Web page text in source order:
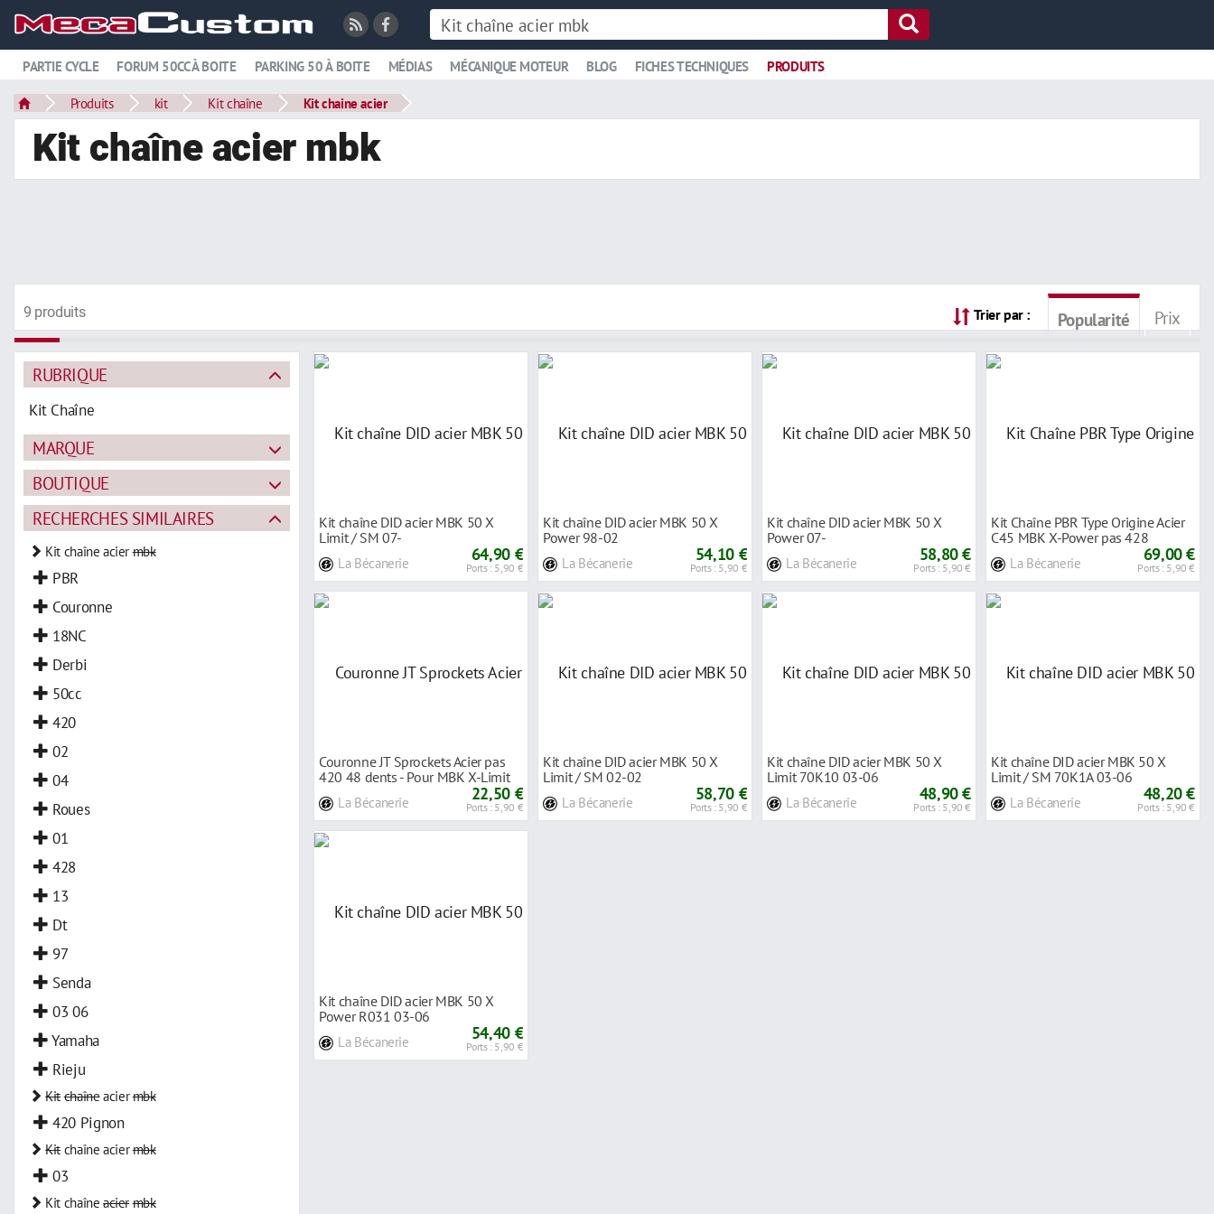
PARTIE CYCLE FORUM 50CC À BOITE PARKING 50 À BOITE MÉDIAS MÉCANIQUE MOTEUR BLOG FICHES TECHNIQUES PRODUITS
Produits kit Kit chaîne Kit chaine acier
Kit chaîne acier mbk
9 produits Trier par : Popularité Prix
RUBRIQUE
Kit Chaîne
MARQUE
BOUTIQUE
RECHERCHES SIMILAIRES
Kit chaîne aciermbk
PBR
Couronne
18NC
Derbi
50cc
420
02
04
Roues
01
428
13
Dt
97
Senda
03 06
Yamaha
Rieju
Kitchaîneaciermbk
420 Pignon
Kitchaîne aciermbk
03
Kit chaîneaciermbk
Kit chaîne DID acier MBK 50 X
Limit / SM 07-
La Bécanerie 64,90 €
Ports : 5,90 €
Kit chaîne DID acier MBK 50 X
Power 98-02
La Bécanerie 54,10 €
Ports : 5,90 €
Kit chaîne DID acier MBK 50 X
Power 07-
La Bécanerie 58,80 €
Ports : 5,90 €
Kit Chaîne PBR Type Origine Acier
C45 MBK X-Power pas 428
La Bécanerie 69,00 €
Ports : 5,90 €
Couronne JT Sprockets Acier pas
420 48 dents - Pour MBK X-Limit
La Bécanerie 22,50 €
Ports : 5,90 €
Kit chaîne DID acier MBK 50 X
Limit / SM 02-02
La Bécanerie 58,70 €
Ports : 5,90 €
Kit chaîne DID acier MBK 50 X
Limit 70K10 03-06
La Bécanerie 48,90 €
Ports : 5,90 €
Kit chaîne DID acier MBK 50 X
Limit / SM 70K1A 03-06
La Bécanerie 48,20 €
Ports : 5,90 €
Kit chaîne DID acier MBK 50 X
Power R031 03-06
La Bécanerie 54,40 €
Ports : 5,90 €